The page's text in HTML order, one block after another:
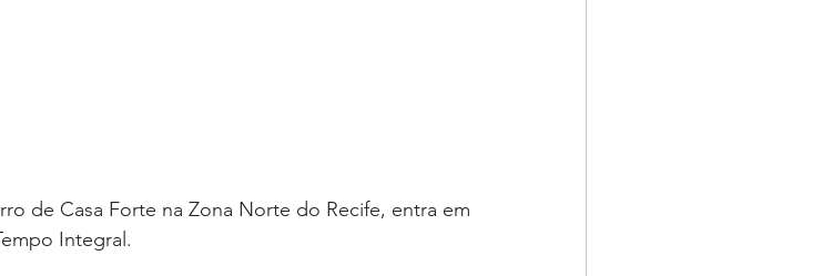
de Casa Forte na Zona Norte do Recife, entra em
Integral.